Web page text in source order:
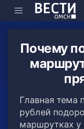
Почему
Главная тема
рублей
маршрутках у